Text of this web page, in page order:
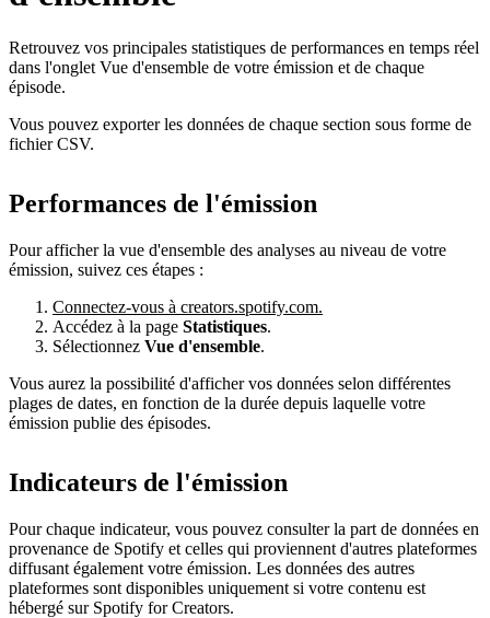
Retrouvez vos principales statistiques de performances en temps réel
dans l'onglet Vue d'ensemble de votre émission et de chaque
épisode.
Vous pouvez exporter les données de chaque section sous forme de
fichier CSV.
Performances de l'émission
Pour afficher la vue d'ensemble des analyses au niveau de votre
émission, suivez ces étapes :
Connectez-vous à creators.spotify.com.
Accédez à la page Statistiques.
Sélectionnez Vue d'ensemble.
Vous aurez la possibilité d'afficher vos données selon différentes
plages de dates, en fonction de la durée depuis laquelle votre
émission publie des épisodes.
Indicateurs de l'émission
Pour chaque indicateur, vous pouvez consulter la part de données en
provenance de Spotify et celles qui proviennent d'autres plateformes
diffusant également votre émission. Les données des autres
plateformes sont disponibles uniquement si votre contenu est
hébergé sur Spotify for Creators.